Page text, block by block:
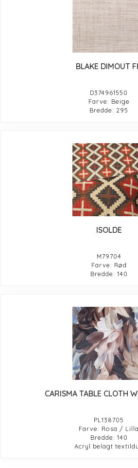
BLAKE DIMOUT
D374961550
Farve: Beige
Bredde: 295
ISOLDE
M79704
Farve: Rød
Bredde: 140
CARISMA TABLE CLOTH
PL138705
Farve: Rosa / Lilla
Bredde: 140
Acryl belagt